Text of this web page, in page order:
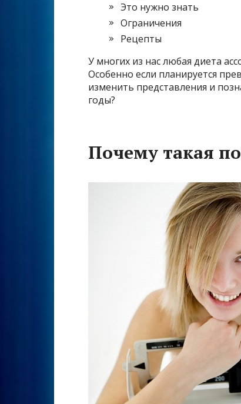
Это нужно знать
Ограничения
Рецепты
У многих из нас любая диета
Особенно если планируется
изменить представления и
годы?
Почему такая